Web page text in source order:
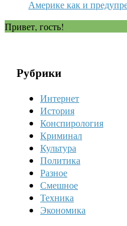
Америке как и
Привет, гость!
Рубрики
Интернет
История
Конспирология
Криминал
Культура
Политика
Разное
Смешное
Техника
Экономика